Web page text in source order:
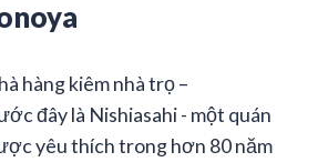
hàng kiêm nhà trọ –
đây là Nishiasahi - một quán
yêu thích trong hơn 80 năm